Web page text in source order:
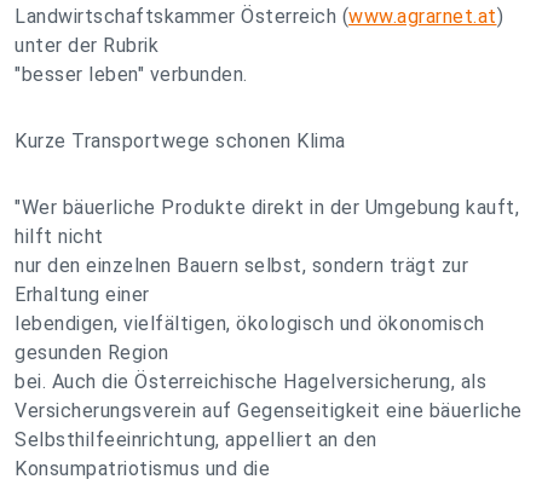
Landwirtschaftskammer Österreich (www.agrarnet.at)
unter der Rubrik
"besser leben" verbunden.
Kurze Transportwege schonen Klima
"Wer bäuerliche Produkte direkt in der Umgebung kauft,
hilft nicht
nur den einzelnen Bauern selbst, sondern trägt zur
Erhaltung einer
lebendigen, vielfältigen, ökologisch und ökonomisch
gesunden Region
bei. Auch die Österreichische Hagelversicherung, als
Versicherungsverein auf Gegenseitigkeit eine bäuerliche
Selbsthilfeeinrichtung, appelliert an den
Konsumpatriotismus und die